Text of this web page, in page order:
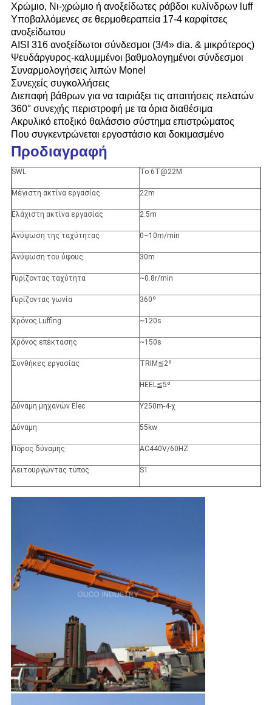
Χρώμιο, Νι-χρώμιο ή ανοξείδωτες ράβδοι κυλίνδρων luff
Υποβαλλόμενες σε θερμοθεραπεία 17-4 καρφίτσες
ανοξείδωτου
AISI 316 ανοξείδωτοι σύνδεσμοι (3/4» dia. & μικρότερος)
Ψευδάργυρος-καλυμμένοι βαθμολογημένοι σύνδεσμοι
Συναρμολογήσεις λιπών Monel
Συνεχείς συγκολλήσεις
Διεπαφή βάθρων για να ταιριάξει τις απαιτήσεις πελατών
360° συνεχής περιστροφή με τα όρια διαθέσιμα
Ακρυλικό εποξικό θαλάσσιο σύστημα επιστρώματος
Που συγκεντρώνεται εργοστάσιο και δοκιμασμένο
Προδιαγραφή
SWL Το 6T@22M
Μέγιστη ακτίνα εργασίας 22m
Ελάχιστη ακτίνα εργασίας 2.5m
Ανύψωση της ταχύτητας 0~10m/min
Ανύψωση του ύψους 30m
Γυρίζοντας ταχύτητα ~0.8r/min
Γυρίζοντας γωνία 360º
Χρόνος Luffing ~120s
Χρόνος επέκτασης ~150s
Συνθήκες εργασίας TRIM≦2º
HEEL≦5º
Δύναμη μηχανών Elec Y250m-4-χ
Δύναμη 55kw
Πόρος δύναμης AC440V/60HZ
Λειτουργώντας τύπος S1